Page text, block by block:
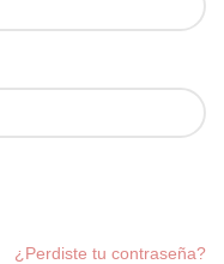
¿Perdiste tu contraseña?